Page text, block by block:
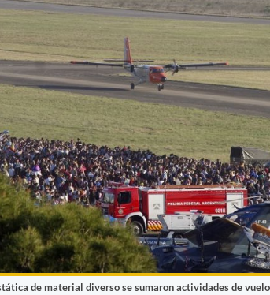
de material diverso se sumaron actividades de